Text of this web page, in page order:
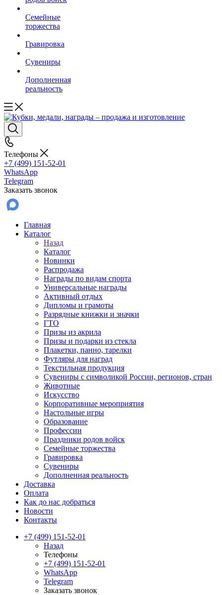
Семейные
торжества
Гравировка
Сувениры
Дополненная
реальность
Телефоны
+7 (499) 151-52-01
WhatsApp
Telegram
Заказать звонок
Главная
Каталог
Назад
Каталог
Новинки
Распродажа
Награды по видам спорта
Универсальные награды
Активный отдых
Дипломы и грамоты
Разрядные книжки и значки
ГТО
Призы из акрила
Призы и подарки из стекла
Плакетки, панно, тарелки
Футляры для наград
Текстильная продукция
Сувениры с символикой России, регионов, стран
Животные
Искусство
Корпоративные мероприятия
Настольные игры
Образование
Профессии
Праздники родов войск
Семейные торжества
Гравировка
Сувениры
Дополненная реальность
Доставка
Оплата
Как до нас добраться
Новости
Контакты
+7 (499) 151-52-01
Назад
Телефоны
+7 (499) 151-52-01
WhatsApp
Telegram
Заказать звонок